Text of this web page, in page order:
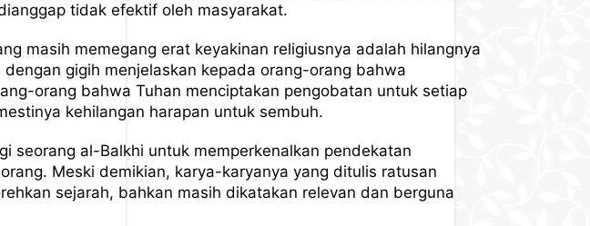
tidak efektif oleh masyarakat.
masih memegang erat keyakinan religiusnya adalah hilangnya
gigih menjelaskan kepada orang-orang bahwa
orang bahwa Tuhan menciptakan pengobatan untuk setiap
kehilangan harapan untuk sembuh.
seorang al-Balkhi untuk memperkenalkan pendekatan
Meski demikian, karya-karyanya yang ditulis ratusan
sejarah, bahkan masih dikatakan relevan dan berguna